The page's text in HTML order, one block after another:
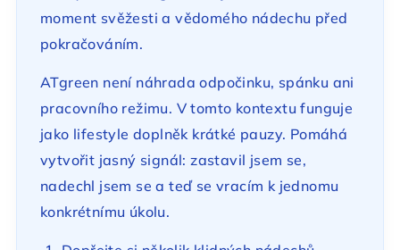
moment svěžesti a vědomého nádechu před
pokračováním.
ATgreen není náhrada odpočinku, spánku ani
pracovního režimu. V tomto kontextu funguje
jako lifestyle doplněk krátké pauzy. Pomáhá
vytvořit jasný signál: zastavil jsem se,
nadechl jsem se a teď se vracím k jednomu
konkrétnímu úkolu.